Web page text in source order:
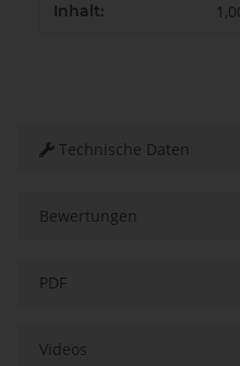
Inhalt:
Technische Daten
Bewertungen
PDF
Videos